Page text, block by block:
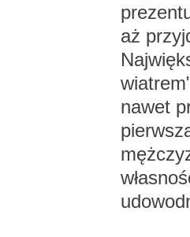
aż
nawet